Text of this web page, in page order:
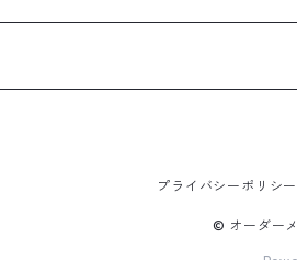
プライバシーポリシー
© オーダー